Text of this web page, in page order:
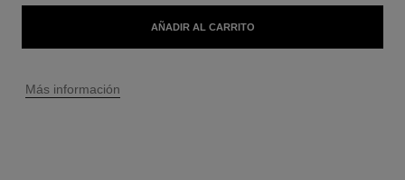
AÑADIR AL CARRITO
↩
Más información